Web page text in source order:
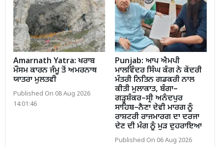
Amarnath Yatra: ਖਰਾਬ
ਮੌਸਮ ਕਾਰਨ ਜੰਮੂ ਤੋਂ ਅਮਰਨਾਥ
ਯਾਤਰਾ ਮੁਲਤਵੀ
Published On 08 Aug 2026
14:01:46
Punjab: ਆਪ ਐਮਪੀ
ਮਾਲਵਿੰਦਰ ਸਿੰਘ ਕੰਗ ਨੇ ਕੇਂਦਰੀ
ਮੰਤਰੀ ਨਿਤਿਨ ਗਡਕਰੀ ਨਾਲ
ਕੀਤੀ ਮੁਲਾਕਾਤ, ਬੰਗਾ–
ਗੜ੍ਹਸ਼ੰਕਰ–ਸ੍ਰੀ ਅਨੰਦਪੁਰ
ਸਾਹਿਬ–ਨੈਣਾ ਦੇਵੀ ਮਾਰਗ ਨੂੰ
ਰਾਸ਼ਟਰੀ ਰਾਜਮਾਰਗ ਦਾ ਦਰਜਾ
ਦੇਣ ਦੀ ਮੰਗ ਨੂੰ ਮੁੜ ਦੁਹਰਾਇਆ
Published On 06 Aug 2026